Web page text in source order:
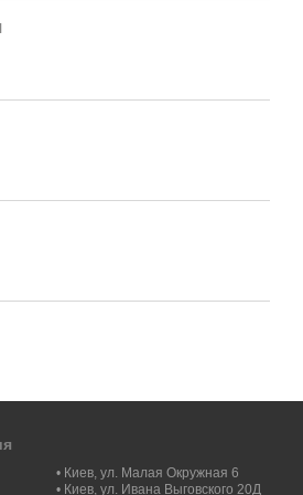
• Киев, ул. Малая Окружная 6
• Киев, ул. Ивана Выговского 20Д